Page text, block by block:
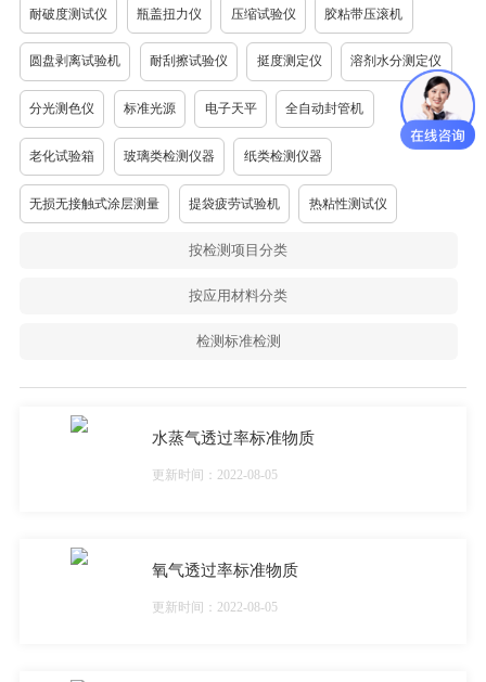
耐破度测试仪 瓶盖扭力仪 压缩试验仪 胶粘带压滚机
圆盘剥离试验机 耐刮擦试验仪 挺度测定仪 溶剂水分测定仪
分光测色仪 标准光源 电子天平 全自动封管机
老化试验箱 玻璃类检测仪器 纸类检测仪器
无损无接触式涂层测量 提袋疲劳试验机 热粘性测试仪
按检测项目分类
按应用材料分类
检测标准检测
水蒸气透过率标准物质
更新时间：2022-08-05
氧气透过率标准物质
更新时间：2022-08-05